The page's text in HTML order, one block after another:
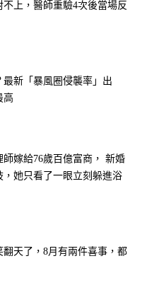
常出現「生活溫
變化；
腳踏實地。
不上，醫師重驗4次後當場反
最新「暴風圈侵襲率」出
高
師嫁給76歲百億富商， 新婚
，她只看了一眼立刻躲進浴
翻天了，8月有兩件喜事，都